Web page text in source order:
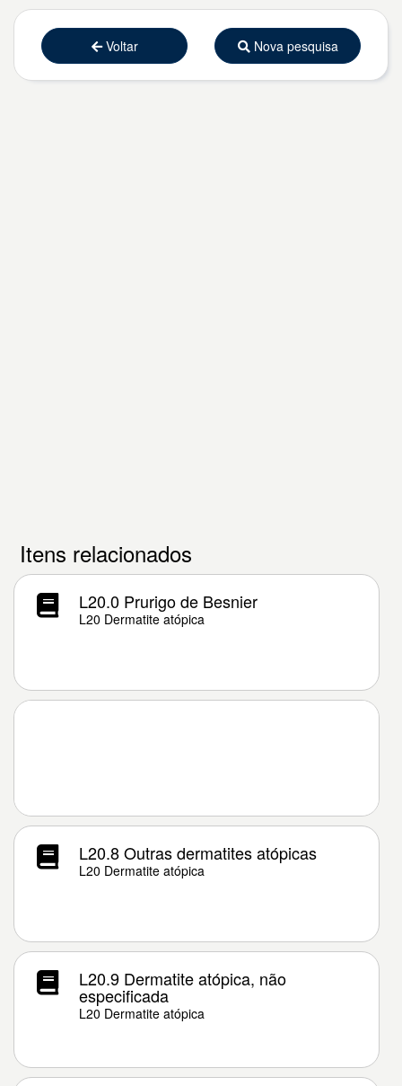
Voltar Nova pesquisa
Itens relacionados
L20.0 Prurigo de Besnier
L20 Dermatite atópica
L20.8 Outras dermatites atópicas
L20 Dermatite atópica
L20.9 Dermatite atópica, não
especificada
L20 Dermatite atópica